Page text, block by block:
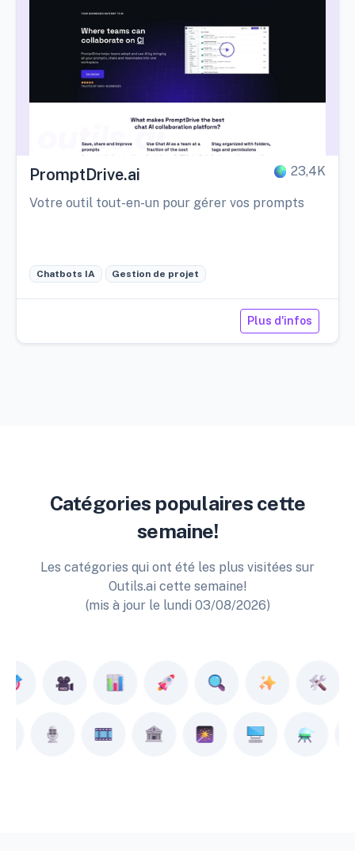
PromptDrive.ai 23,4K
Votre outil tout-en-un pour gérer vos prompts
Chatbots IA Gestion de projet
Plus d'infos
Catégories populaires cette
semaine!
Les catégories qui ont été les plus visitées sur
Outils.ai cette semaine!
(mis à jour le lundi 03/08/2026)